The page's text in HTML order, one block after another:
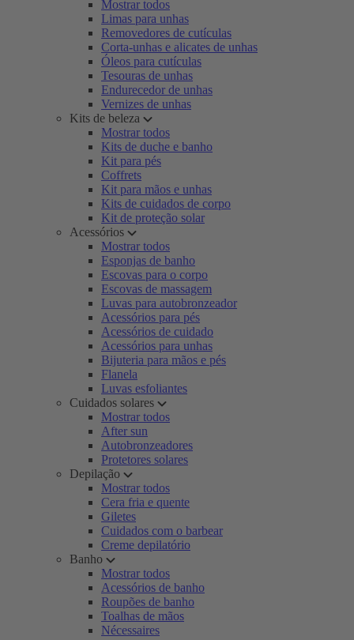
Mostrar todos
Limas para unhas
Removedores de cutículas
Corta-unhas e alicates de unhas
Óleos para cutículas
Tesouras de unhas
Endurecedor de unhas
Vernizes de unhas
Kits de beleza
Mostrar todos
Kits de duche e banho
Kit para pés
Coffrets
Kit para mãos e unhas
Kits de cuidados de corpo
Kit de proteção solar
Acessórios
Mostrar todos
Esponjas de banho
Escovas para o corpo
Escovas de massagem
Luvas para autobronzeador
Acessórios para pés
Acessórios de cuidado
Acessórios para unhas
Bijuteria para mãos e pés
Flanela
Luvas esfoliantes
Cuidados solares
Mostrar todos
After sun
Autobronzeadores
Protetores solares
Depilação
Mostrar todos
Cera fria e quente
Giletes
Cuidados com o barbear
Creme depilatório
Banho
Mostrar todos
Acessórios de banho
Roupões de banho
Toalhas de mãos
Nécessaires